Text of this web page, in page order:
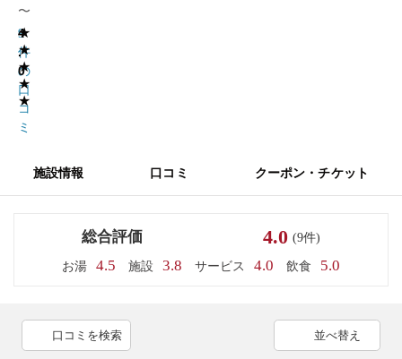
〜
★
★
★
★
★
4
.
0
9
件
の
口
コ
ミ
施設情報 口コミ クーポン・チケット
総合評価 4.0 (9件)
お湯 4.5 施設 3.8 サービス 4.0 飲食 5.0
口コミを検索 並べ替え